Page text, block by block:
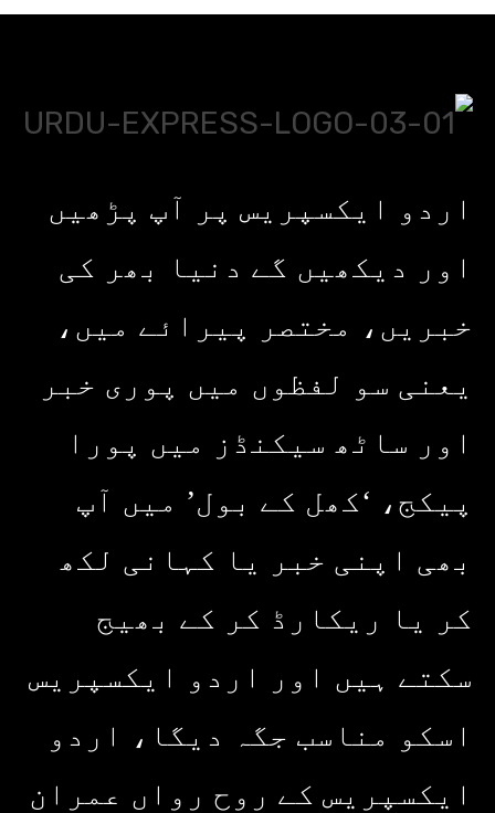
اردو ایکسپریس پر آپ پڑھیں
اور دیکھیں گے دنیا بھر کی
خبریں، مختصر پیرائے میں،
یعنی سو لفظوں میں پوری خبر
اور ساٹھ سیکنڈز میں پورا
پیکج، ‘کھل کے بول’ میں آپ
بھی اپنی خبر یا کہانی لکھ
کر یا ریکارڈ کر کے بھیج
سکتے ہیں اور اردو ایکسپریس
اسکو مناسب جگہ دیگا، اردو
ایکسپریس کے روح رواں عمران